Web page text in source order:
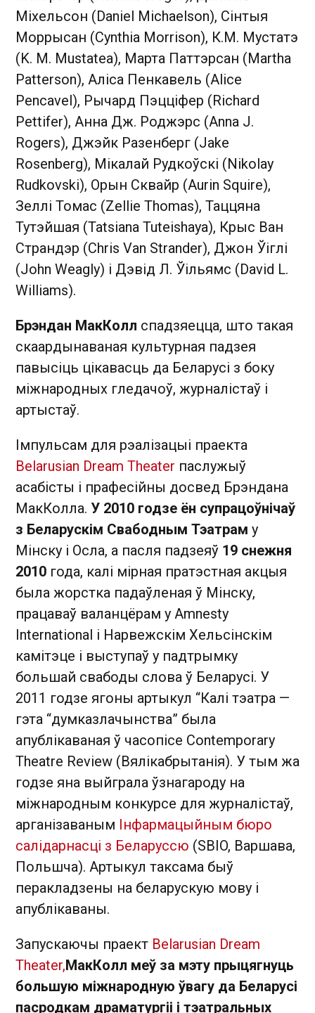
Міхельсон (Daniel Michaelson), Сінтыя
Моррысан (Cynthia Morrison), К.М. Мустатэ
(K. M. Mustatea), Марта Паттэрсан (Martha
Patterson), Аліса Пенкавель (Alice
Pencavel), Рычард Пэцціфер (Richard
Pettifer), Анна Дж. Роджэрс (Anna J.
Rogers), Джэйк Разенберг (Jake
Rosenberg), Мікалай Рудкоўскі (Nikolay
Rudkovski), Орын Сквайр (Aurin Squire),
Зеллі Томас (Zellie Thomas), Таццяна
Тутэйшая (Tatsiana Tuteishaya), Крыс Ван
Страндэр (Chris Van Strander), Джон Ўіглі
(John Weagly) і Дэвід Л. Ўільямс (David L.
Williams).
Брэндан МакКолл спадзяецца, што такая
скаардынаваная культурная падзея
павысіць цікавасць да Беларусі з боку
міжнародных гледачоў, журналістаў і
артыстаў.
Імпульсам для рэалізацыі праекта
Belarusian Dream Theater паслужыў
асабісты і прафесійны досвед Брэндана
МакКолла. У 2010 годзе ён супрацоўнічаў
з Беларускім Свабодным Тэатрам у
Мінску і Осла, а пасля падзеяў 19 снежня
2010 года, калі мірная пратэстная акцыя
была жорстка падаўленая ў Мінску,
працаваў валанцёрам у Amnesty
International і Нарвежскім Хельсінскім
камітэце і выступаў у падтрымку
большай свабоды слова ў Беларусі. У
2011 годзе ягоны артыкул “Калі тэатра —
гэта “думказлачынства” была
апублікаваная ў часопісе Contemporary
Theatre Review (Вялікабрытанія). У тым жа
годзе яна выйграла ўзнагароду на
міжнародным конкурсе для журналістаў,
арганізаваным Інфармацыйным бюро
салідарнасці з Беларуссю (SBIO, Варшава,
Польшча). Артыкул таксама быў
перакладзены на беларускую мову і
апублікаваны.
Запускаючы праект Belarusian Dream
Theater,МакКолл меў за мэту прыцягнуць
большую міжнародную ўвагу да Беларусі
пасродкам драматургіі і тэатральных